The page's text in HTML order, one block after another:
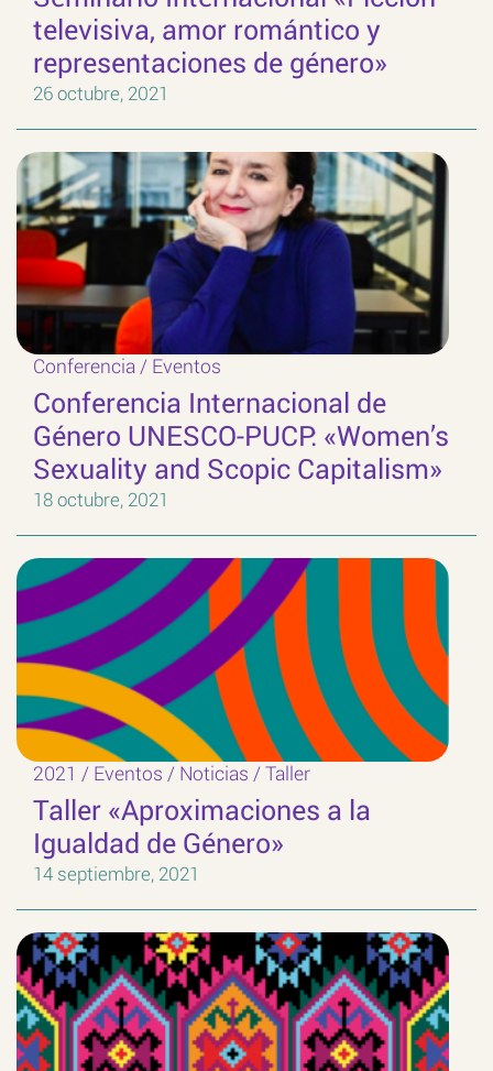
televisiva, amor romántico y
representaciones de género»
26 octubre, 2021
Conferencia/ Eventos
Conferencia Internacional de
Género UNESCO-PUCP: «Women’s
Sexuality and Scopic Capitalism»
18 octubre, 2021
2021 / Eventos / Noticias /Taller
Taller «Aproximaciones a la
Igualdad de Género»
14 septiembre, 2021